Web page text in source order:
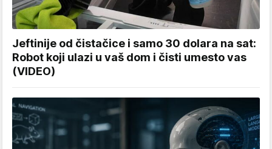
Jeftinije od čistačice i samo 30 dolara na sat:
Robot koji ulazi u vaš dom i čisti umesto vas
(VIDEO)